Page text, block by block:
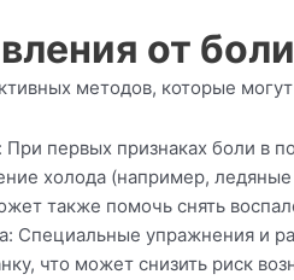
от
методов, которые
первых признаках боли в
холода (например,
также помочь снять
Специальные упражнения и
что может снизить риск